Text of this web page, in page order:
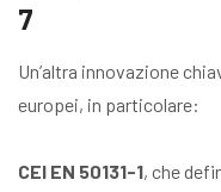
7
Un’altra innovazione
europei, in particolare:
CEI EN 50131-1, che